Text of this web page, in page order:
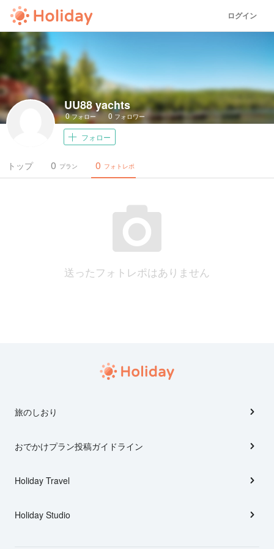
ログイン
UU88 yachts
0フォロー 0 フォロワー
フォロー
トップ プラン
0 フォトレポ
0
送ったフォトレポはありません
旅のしおり
おでかけプラン投稿ガイドライン
Holiday Travel
Holiday Studio